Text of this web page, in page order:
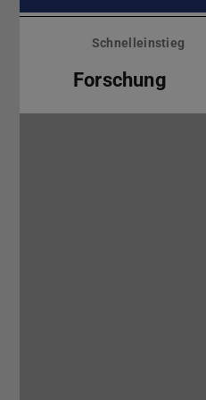
Menü
überspringenSchnelleinstieg
Forschung